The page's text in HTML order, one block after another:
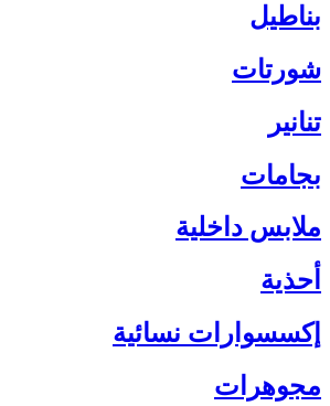
بناطيل
شورتات
تنانير
بجامات
ملابس داخلية
أحذية
إكسسوارات نسائية
مجوهرات